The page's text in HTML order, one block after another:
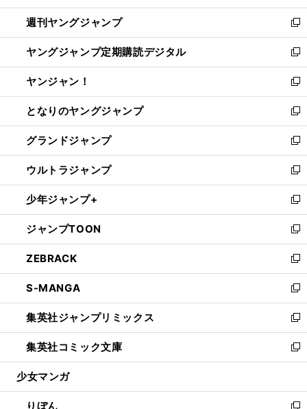
開
く
ウ
で
開
く
ン
ド
ウ
で
開
く
ウ
ィ
ン
ド
ウ
で
開
く
週刊ヤングジャンプ
新
し
い
ウ
ィ
ン
ド
ウ
で
開
く
ヤングジャンプ定期購読デジタル
新
し
い
ウ
ィ
ン
ド
ウ
で
開
く
ヤンジャン！
新
し
い
ウ
ィ
ン
ド
ウ
で
開
く
となりのヤングジャンプ
新
し
い
ウ
ィ
ン
ド
ウ
で
開
く
グランドジャンプ
新
し
い
ウ
ィ
ン
ド
ウ
で
開
く
ウルトラジャンプ
新
し
い
ウ
ィ
ン
ド
ウ
で
開
く
少年ジャンプ+
新
し
い
ウ
ィ
ン
ド
ウ
で
開
く
ジャンプTOON
新
し
い
ウ
ィ
ン
ド
ウ
で
開
ZEBRACK
新
し
い
ウ
ィ
ン
ド
ウ
開
く
S-MANGA
新
し
い
ウ
ィ
ン
ウ
で
集英社ジャンプリミックス
新
し
い
ウ
ン
集英社コミック文庫
新
し
ウ
少女マンガ
りぼん